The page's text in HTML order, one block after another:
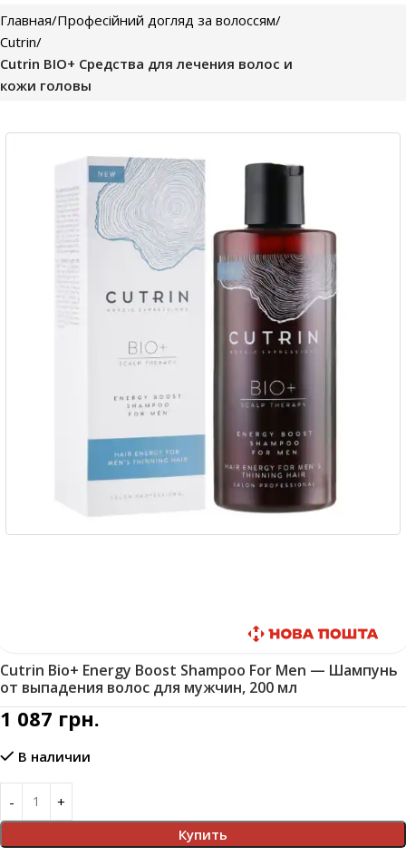
Главная Професійний догляд за волоссям
Cutrin
Cutrin BIO+ Средства для лечения волос и
кожи головы
Cutrin Bio+ Energy Boost Shampoo For Men — Шампунь
от выпадения волос для мужчин, 200 мл
1 087 грн.
В наличии
Купить